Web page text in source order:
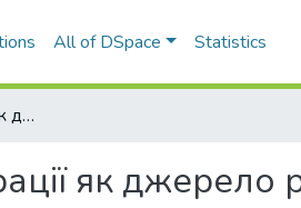
All of DSpace Statistics
Депозитні операції як джерело рескрсів комерційних банків
як джерело